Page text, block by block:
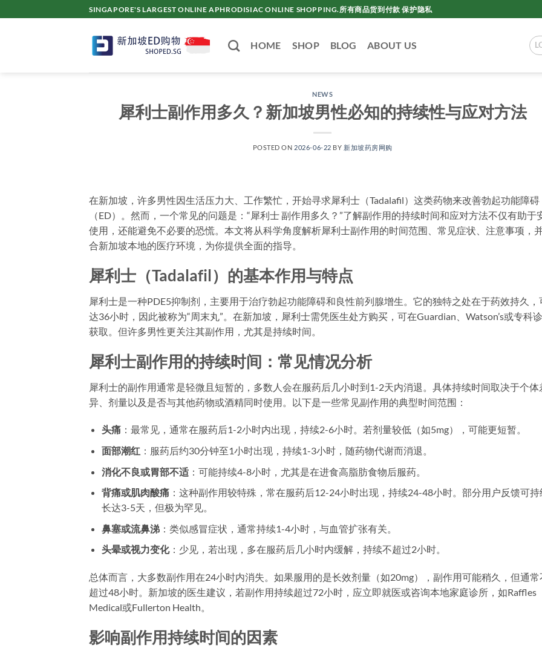
to
SINGAPORE'S LARGEST ONLINE APHRODISIAC ONLINE SHOPPING.所有商品货到付款 保护隐私
HOME SHOP BLOG ABOUT US
NEWS
犀利士副作用多久？新加坡男性必知的持续性与应对方法
POSTED ON 2026-06-22 BY 新加坡药房网购
在新加坡，许多男性因生活压力大、工作繁忙，开始寻求犀利士（Tadalafil）这类药物来改善勃起功能障碍
（ED）。然而，一个常见的问题是：“犀利士 副作用多久？”了解副作用的持续时间和应对方法不仅有助于
使用，还能避免不必要的恐慌。本文将从科学角度解析犀利士副作用的时间范围、常见症状、注意事项，
合新加坡本地的医疗环境，为你提供全面的指导。
犀利士（Tadalafil）的基本作用与特点
犀利士是一种PDE5抑制剂，主要用于治疗勃起功能障碍和良性前列腺增生。它的独特之处在于药效持久，
达36小时，因此被称为“周末丸”。在新加坡，犀利士需凭医生处方购买，可在Guardian、Watson’s或专科
获取。但许多男性更关注其副作用，尤其是持续时间。
犀利士副作用的持续时间：常见情况分析
犀利士的副作用通常是轻微且短暂的，多数人会在服药后几小时到1-2天内消退。具体持续时间取决于个体
异、剂量以及是否与其他药物或酒精同时使用。以下是一些常见副作用的典型时间范围：
头痛：最常见，通常在服药后1-2小时内出现，持续2-6小时。若剂量较低（如5mg），可能更短暂。
面部潮红：服药后约30分钟至1小时出现，持续1-3小时，随药物代谢而消退。
消化不良或胃部不适：可能持续4-8小时，尤其是在进食高脂肪食物后服药。
背痛或肌肉酸痛：这种副作用较特殊，常在服药后12-24小时出现，持续24-48小时。部分用户反馈可持
长达3-5天，但极为罕见。
鼻塞或流鼻涕：类似感冒症状，通常持续1-4小时，与血管扩张有关。
头晕或视力变化：少见，若出现，多在服药后几小时内缓解，持续不超过2小时。
总体而言，大多数副作用在24小时内消失。如果服用的是长效剂量（如20mg），副作用可能稍久，但通常
超过48小时。新加坡的医生建议，若副作用持续超过72小时，应立即就医或咨询本地家庭诊所，如Raffles
Medical或Fullerton Health。
影响副作用持续时间的因素